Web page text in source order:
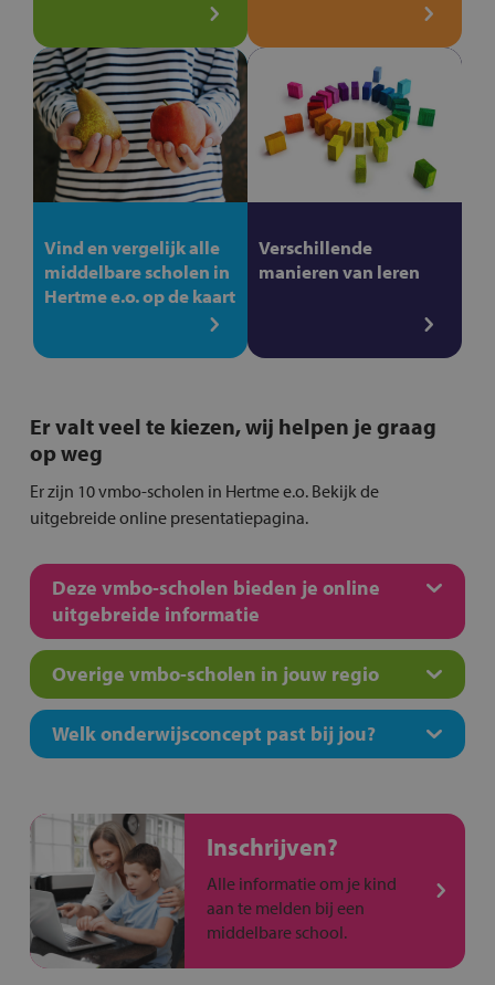
Vind en vergelijk alle
middelbare scholen in
Hertme e.o. op de kaart
Verschillende
manieren van leren
Er valt veel te kiezen, wij helpen je graag
op weg
Er zijn 10 vmbo-scholen in Hertme e.o. Bekijk de
uitgebreide online presentatiepagina.
Deze vmbo-scholen bieden je online
uitgebreide informatie
Overige vmbo-scholen in jouw regio
Welk onderwijsconcept past bij jou?
Inschrijven?
Alle informatie om je kind
aan te melden bij een
middelbare school.